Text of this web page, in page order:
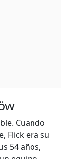
Cuando
Flick era su
54 años,